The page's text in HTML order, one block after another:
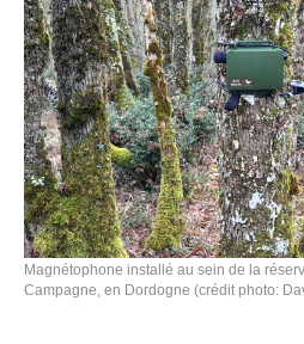
Magnétophone installé au sein de la
Campagne, en Dordogne (crédit photo: